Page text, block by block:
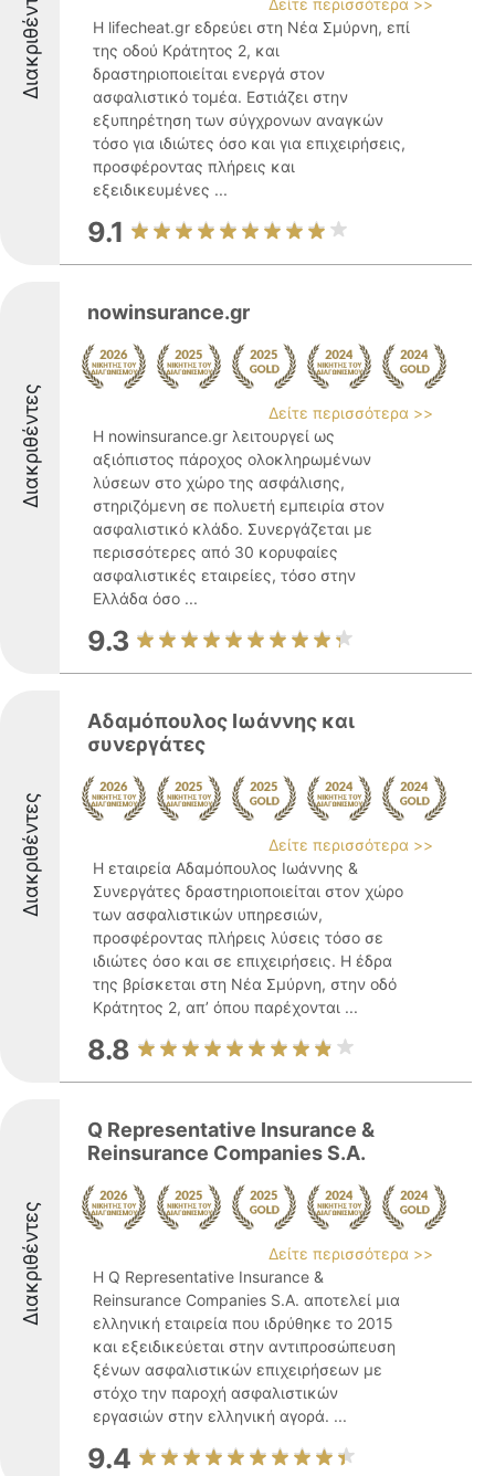
Διακριθέντες
Δείτε περισσότερα >>
Η lifecheat.gr εδρεύει στη Νέα Σμύρνη, επί
της οδού Κράτητος 2, και
δραστηριοποιείται ενεργά στον
ασφαλιστικό τομέα. Εστιάζει στην
εξυπηρέτηση των σύγχρονων αναγκών
τόσο για ιδιώτες όσο και για επιχειρήσεις,
προσφέροντας πλήρεις και
εξειδικευμένες ...
9.1
Διακριθέντες
nowinsurance.gr
Δείτε περισσότερα >>
Η nowinsurance.gr λειτουργεί ως
αξιόπιστος πάροχος ολοκληρωμένων
λύσεων στο χώρο της ασφάλισης,
στηριζόμενη σε πολυετή εμπειρία στον
ασφαλιστικό κλάδο. Συνεργάζεται με
περισσότερες από 30 κορυφαίες
ασφαλιστικές εταιρείες, τόσο στην
Ελλάδα όσο ...
9.3
Διακριθέντες
Αδαμόπουλος Ιωάννης και
συνεργάτες
Δείτε περισσότερα >>
Η εταιρεία Αδαμόπουλος Ιωάννης &
Συνεργάτες δραστηριοποιείται στον χώρο
των ασφαλιστικών υπηρεσιών,
προσφέροντας πλήρεις λύσεις τόσο σε
ιδιώτες όσο και σε επιχειρήσεις. Η έδρα
της βρίσκεται στη Νέα Σμύρνη, στην οδό
Κράτητος 2, απ’ όπου παρέχονται ...
8.8
Διακριθέντες
Q Representative Insurance &
Reinsurance Companies S.A.
Δείτε περισσότερα >>
Η Q Representative Insurance &
Reinsurance Companies S.A. αποτελεί μια
ελληνική εταιρεία που ιδρύθηκε το 2015
και εξειδικεύεται στην αντιπροσώπευση
ξένων ασφαλιστικών επιχειρήσεων με
στόχο την παροχή ασφαλιστικών
εργασιών στην ελληνική αγορά. ...
9.4